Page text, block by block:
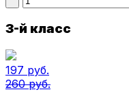
3-й класс
197 руб.
260 руб.